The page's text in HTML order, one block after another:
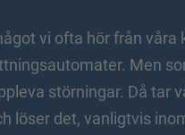
vi ofta hör från
Men
störningar. Då tar
löser det, vanligtvis